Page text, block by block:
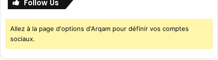
Follow Us
Allez à la page d'options d'Arqam pour définir vos comptes
sociaux.